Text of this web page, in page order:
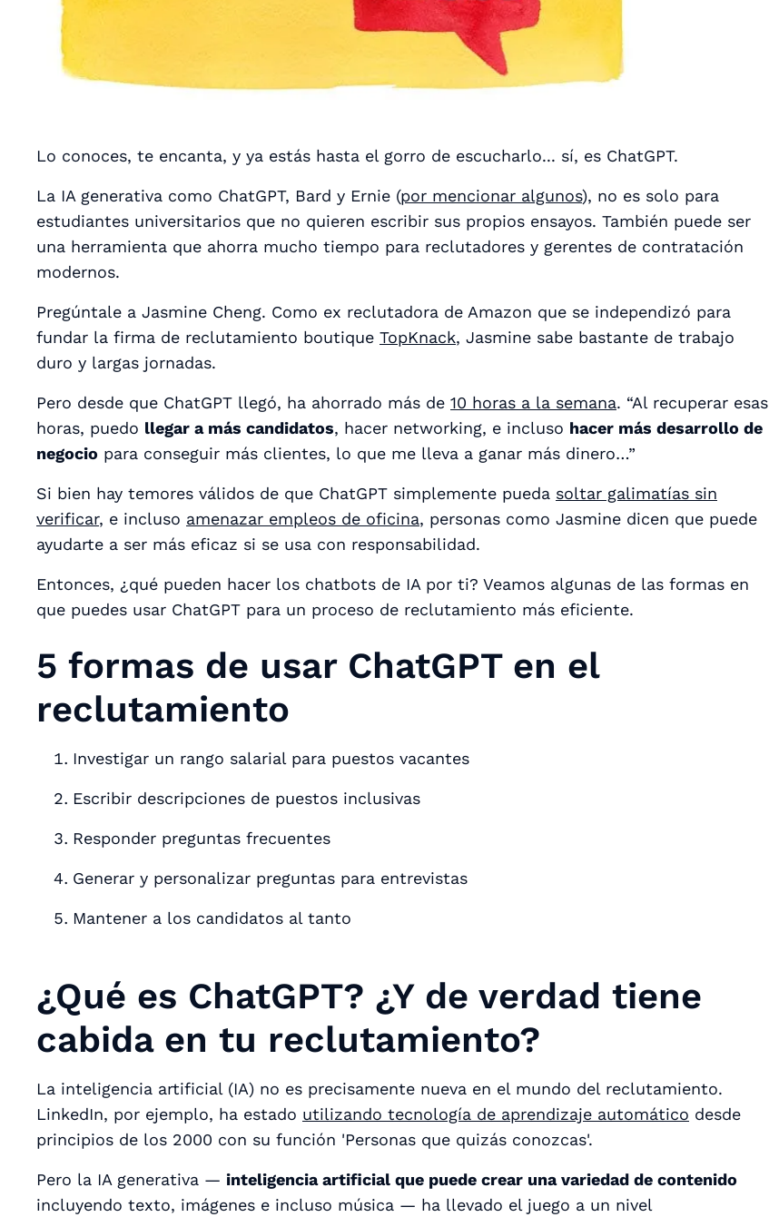
Lo conoces, te encanta, y ya estás hasta el gorro de escucharlo... sí, es ChatGPT.
La IA generativa como ChatGPT, Bard y Ernie (por mencionar algunos), no es solo para
estudiantes universitarios que no quieren escribir sus propios ensayos. También puede ser
una herramienta que ahorra mucho tiempo para reclutadores y gerentes de contratación
modernos.
Pregúntale a Jasmine Cheng. Como ex reclutadora de Amazon que se independizó para
fundar la firma de reclutamiento boutique TopKnack, Jasmine sabe bastante de trabajo
duro y largas jornadas.
Pero desde que ChatGPT llegó, ha ahorrado más de 10 horas a la semana. “Al recuperar esas
horas, puedo llegar a más candidatos, hacer networking, e incluso hacer más desarrollo de
negocio para conseguir más clientes, lo que me lleva a ganar más dinero…”
Si bien hay temores válidos de que ChatGPT simplemente pueda soltar galimatías sin
verificar, e incluso amenazar empleos de oficina, personas como Jasmine dicen que puede
ayudarte a ser más eficaz si se usa con responsabilidad.
Entonces, ¿qué pueden hacer los chatbots de IA por ti? Veamos algunas de las formas en
que puedes usar ChatGPT para un proceso de reclutamiento más eficiente.
5 formas de usar ChatGPT en el
reclutamiento
Investigar un rango salarial para puestos vacantes
Escribir descripciones de puestos inclusivas
Responder preguntas frecuentes
Generar y personalizar preguntas para entrevistas
Mantener a los candidatos al tanto
¿Qué es ChatGPT? ¿Y de verdad tiene
cabida en tu reclutamiento?
La inteligencia artificial (IA) no es precisamente nueva en el mundo del reclutamiento.
LinkedIn, por ejemplo, ha estado utilizando tecnología de aprendizaje automático desde
principios de los 2000 con su función 'Personas que quizás conozcas'.
Pero la IA generativa — inteligencia artificial que puede crear una variedad de contenido
incluyendo texto, imágenes e incluso música — ha llevado el juego a un nivel